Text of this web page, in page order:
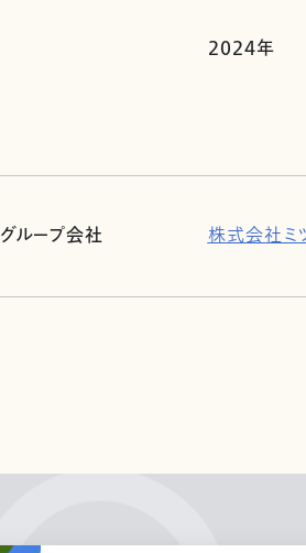
2024年
グループ会社 株式会社ミ